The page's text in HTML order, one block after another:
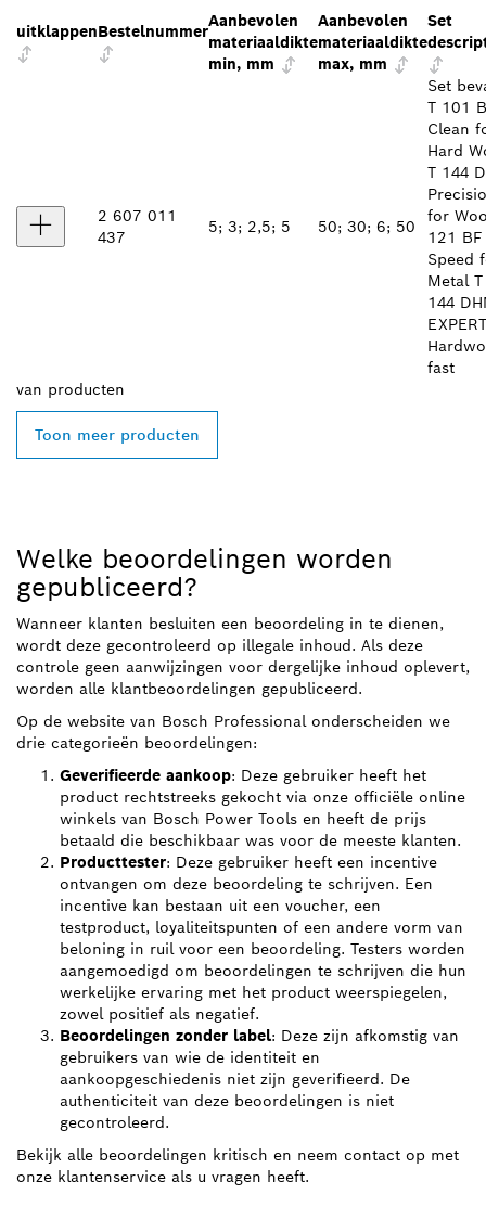
uitklappenBestelnummer
Aanbevolen
materiaaldikte
min, mm
Aanbevolen
materiaaldikte
max, mm
Set
2 607 011
437
5; 3; 2,5; 5 50; 30; 6; 50
Set
T 101
Clean
Hard
T 144
for
121 BF
Speed
Metal T
144
EXPERT
fast
van producten
Toon meer producten
Welke beoordelingen worden
gepubliceerd?
Wanneer klanten besluiten een beoordeling in te dienen,
wordt deze gecontroleerd op illegale inhoud. Als deze
controle geen aanwijzingen voor dergelijke inhoud oplevert,
worden alle klantbeoordelingen gepubliceerd.
Op de website van Bosch Professional onderscheiden we
drie categorieën beoordelingen:
Geverifieerde aankoop: Deze gebruiker heeft het
product rechtstreeks gekocht via onze officiële online
winkels van Bosch Power Tools en heeft de prijs
betaald die beschikbaar was voor de meeste klanten.
Producttester: Deze gebruiker heeft een incentive
ontvangen om deze beoordeling te schrijven. Een
incentive kan bestaan uit een voucher, een
testproduct, loyaliteitspunten of een andere vorm van
beloning in ruil voor een beoordeling. Testers worden
aangemoedigd om beoordelingen te schrijven die hun
werkelijke ervaring met het product weerspiegelen,
zowel positief als negatief.
Beoordelingen zonder label: Deze zijn afkomstig van
gebruikers van wie de identiteit en
aankoopgeschiedenis niet zijn geverifieerd. De
authenticiteit van deze beoordelingen is niet
gecontroleerd.
Bekijk alle beoordelingen kritisch en neem contact op met
onze klantenservice als u vragen heeft.